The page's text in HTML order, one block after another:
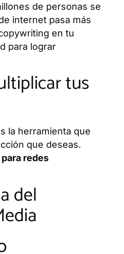
de personas se
internet pasa más
en tu
para lograr
tus
la herramienta que
que deseas.
redes
del